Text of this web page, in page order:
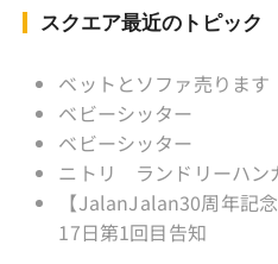
スクエア最近のトピック
ベットとソファ売ります
ベビーシッター
ベビーシッター
ニトリ ランドリーハン
【JalanJalan30周年記
17日第1回目告知